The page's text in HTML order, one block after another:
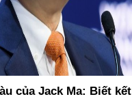
của Jack Ma: Biết